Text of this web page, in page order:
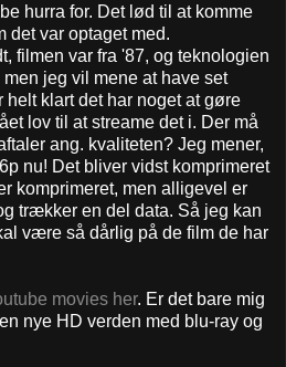
hurra for. Det lød til at komme
det var optaget med.
filmen var fra '87, og teknologien
jeg vil mene at have set
helt klart det har noget at gøre
lov til at streame det i. Der må
ang. kvaliteten? Jeg mener,
nu! Det bliver vidst komprimeret
komprimeret, men alligevel er
trækker en del data. Så jeg kan
være så dårlig på de film de har
movies her. Er det bare mig
nye HD verden med blu-ray og